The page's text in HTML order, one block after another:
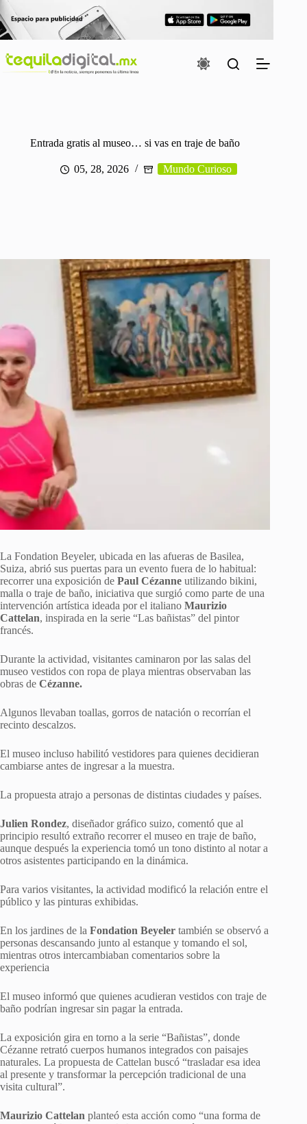
Saltar
al
contenido
Entrada gratis al museo… si vas en traje de baño
05, 28, 2026 Mundo Curioso
La Fondation Beyeler, ubicada en las afueras de Basilea,
Suiza, abrió sus puertas para un evento fuera de lo habitual:
recorrer una exposición de Paul Cézanne utilizando bikini,
malla o traje de baño, iniciativa que surgió como parte de una
intervención artística ideada por el italiano Maurizio
Cattelan, inspirada en la serie “Las bañistas” del pintor
francés.
Durante la actividad, visitantes caminaron por las salas del
museo vestidos con ropa de playa mientras observaban las
obras de Cézanne.
Algunos llevaban toallas, gorros de natación o recorrían el
recinto descalzos.
El museo incluso habilitó vestidores para quienes decidieran
cambiarse antes de ingresar a la muestra.
La propuesta atrajo a personas de distintas ciudades y países.
Julien Rondez, diseñador gráfico suizo, comentó que al
principio resultó extraño recorrer el museo en traje de baño,
aunque después la experiencia tomó un tono distinto al notar a
otros asistentes participando en la dinámica.
Para varios visitantes, la actividad modificó la relación entre el
público y las pinturas exhibidas.
En los jardines de la Fondation Beyeler también se observó a
personas descansando junto al estanque y tomando el sol,
mientras otros intercambiaban comentarios sobre la
experiencia
El museo informó que quienes acudieran vestidos con traje de
baño podrían ingresar sin pagar la entrada.
La exposición gira en torno a la serie “Bañistas”, donde
Cézanne retrató cuerpos humanos integrados con paisajes
naturales. La propuesta de Cattelan buscó “trasladar esa idea
al presente y transformar la percepción tradicional de una
visita cultural”.
Maurizio Cattelan planteó esta acción como “una forma de